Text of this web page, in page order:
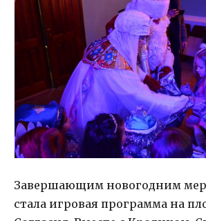
Завершающим новогодним
стала игровая программа на